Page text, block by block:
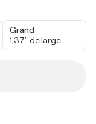
Grand
1,37" de large